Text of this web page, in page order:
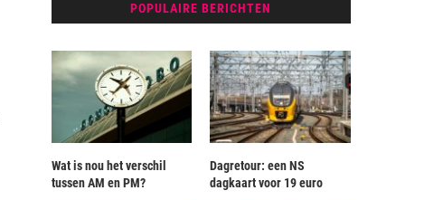
POPULAIRE BERICHTEN
Wat is nou het verschil
tussen AM en PM?
Dagretour: een NS
dagkaart voor 19 euro